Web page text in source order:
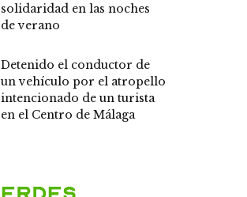
solidaridad en las noches
de verano
Detenido el conductor de
un vehículo por el atropello
intencionado de un turista
en el Centro de Málaga